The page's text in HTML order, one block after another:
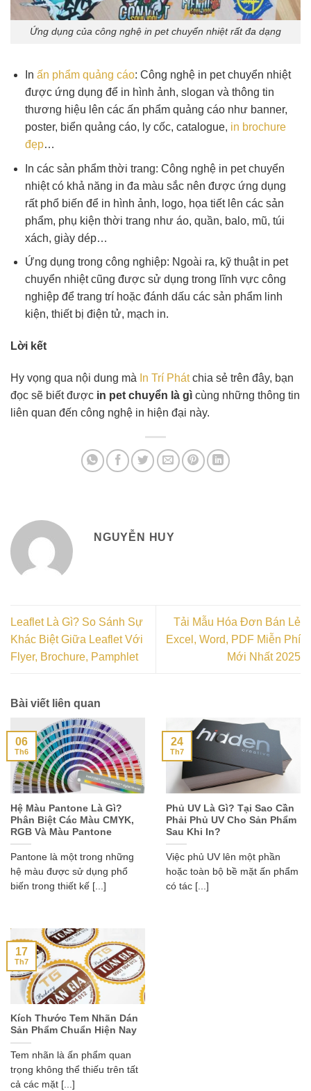
Ứng dụng của công nghệ in pet chuyển nhiệt rất đa dạng
In ấn phẩm quảng cáo: Công nghệ in pet chuyển nhiệt
được ứng dụng để in hình ảnh, slogan và thông tin
thương hiệu lên các ấn phẩm quảng cáo như banner,
poster, biển quảng cáo, ly cốc, catalogue, in brochure
đẹp…
In các sản phẩm thời trang: Công nghệ in pet chuyển
nhiệt có khả năng in đa màu sắc nên được ứng dụng
rất phổ biến để in hình ảnh, logo, họa tiết lên các sản
phẩm, phụ kiện thời trang như áo, quần, balo, mũ, túi
xách, giày dép…
Ứng dụng trong công nghiệp: Ngoài ra, kỹ thuật in pet
chuyển nhiệt cũng được sử dụng trong lĩnh vực công
nghiệp để trang trí hoặc đánh dấu các sản phẩm linh
kiện, thiết bị điện tử, mạch in.
Lời kết
Hy vọng qua nội dung mà In Trí Phátchia sẻ trên đây, bạn
đọc sẽ biết được in pet chuyển là gì cùng những thông tin
liên quan đến công nghệ in hiện đại này.
NGUYỄN HUY
Leaflet Là Gì? So Sánh Sự
Khác Biệt Giữa Leaflet Với
Flyer, Brochure, Pamphlet
Tải Mẫu Hóa Đơn Bán Lẻ
Excel, Word, PDF Miễn Phí
Mới Nhất 2025
Bài viết liên quan
Hệ Màu Pantone Là Gì?
Phân Biệt Các Màu CMYK,
RGB Và Màu Pantone
Pantone là một trong những
hệ màu được sử dụng phổ
biến trong thiết kế [...]
06
Th6
Phủ UV Là Gì? Tại Sao Cần
Phải Phủ UV Cho Sản Phẩm
Sau Khi In?
Việc phủ UV lên một phần
hoặc toàn bộ bề mặt ấn phẩm
có tác [...]
24
Th7
Kích Thước Tem Nhãn Dán
Sản Phẩm Chuẩn Hiện Nay
Tem nhãn là ấn phẩm quan
trọng không thể thiếu trên tất
cả các mặt [...]
17
Th7